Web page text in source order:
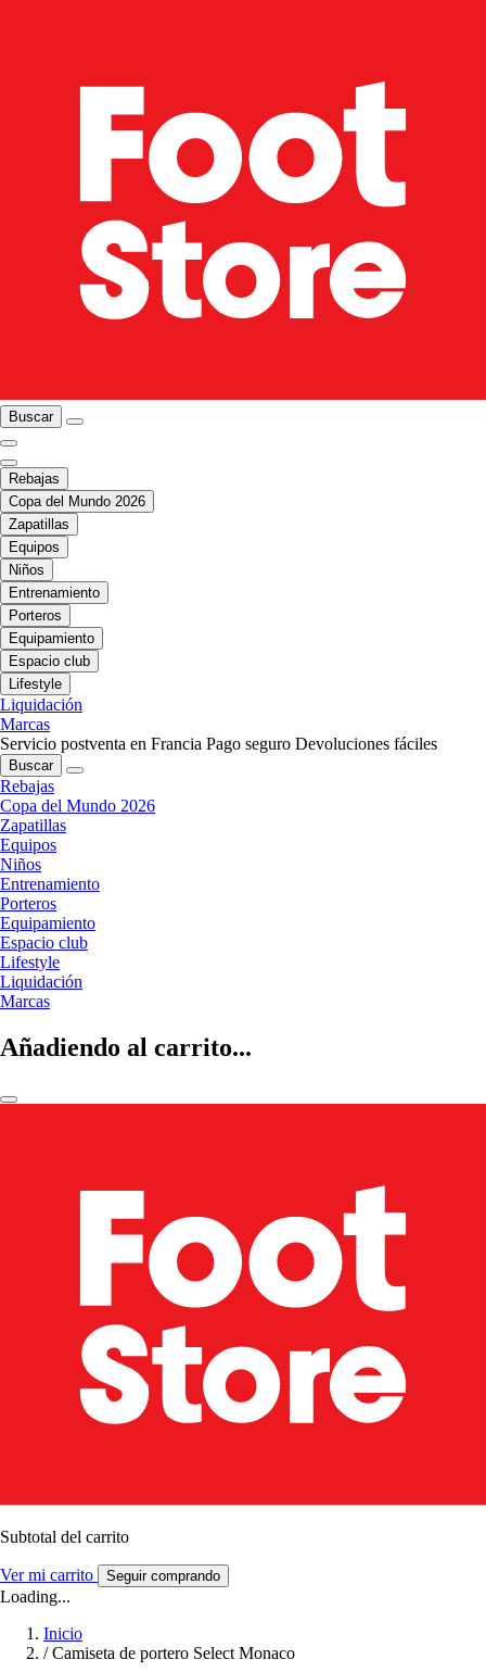
Buscar
Rebajas
Copa del Mundo 2026
Zapatillas
Equipos
Niños
Entrenamiento
Porteros
Equipamiento
Espacio club
Lifestyle
Liquidación
Marcas
Servicio postventa en Francia Pago seguro Devoluciones fáciles
Buscar
Rebajas
Copa del Mundo 2026
Zapatillas
Equipos
Niños
Entrenamiento
Porteros
Equipamiento
Espacio club
Lifestyle
Liquidación
Marcas
Añadiendo al carrito...
Subtotal del carrito
Ver mi carrito Seguir comprando
Loading...
Inicio
/ Camiseta de portero Select Monaco